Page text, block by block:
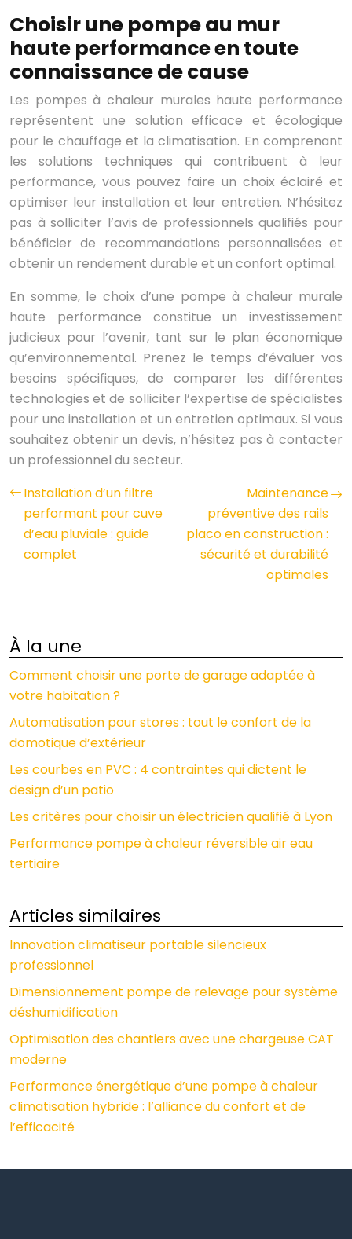
Choisir une pompe au mur
haute performance en toute
connaissance de cause
Les pompes à chaleur murales haute performance
représentent une solution efficace et écologique
pour le chauffage et la climatisation. En comprenant
les solutions techniques qui contribuent à leur
performance, vous pouvez faire un choix éclairé et
optimiser leur installation et leur entretien. N’hésitez
pas à solliciter l’avis de professionnels qualifiés pour
bénéficier de recommandations personnalisées et
obtenir un rendement durable et un confort optimal.
En somme, le choix d’une pompe à chaleur murale
haute performance constitue un investissement
judicieux pour l’avenir, tant sur le plan économique
qu’environnemental. Prenez le temps d’évaluer vos
besoins spécifiques, de comparer les différentes
technologies et de solliciter l’expertise de spécialistes
pour une installation et un entretien optimaux. Si vous
souhaitez obtenir un devis, n’hésitez pas à contacter
un professionnel du secteur.
Installation d’un filtre
performant pour cuve
d’eau pluviale : guide
complet
Maintenance
préventive des rails
placo en construction :
sécurité et durabilité
optimales
À la une
Comment choisir une porte de garage adaptée à
votre habitation ?
Automatisation pour stores : tout le confort de la
domotique d’extérieur
Les courbes en PVC : 4 contraintes qui dictent le
design d’un patio
Les critères pour choisir un électricien qualifié à Lyon
Performance pompe à chaleur réversible air eau
tertiaire
Articles similaires
Innovation climatiseur portable silencieux
professionnel
Dimensionnement pompe de relevage pour système
déshumidification
Optimisation des chantiers avec une chargeuse CAT
moderne
Performance énergétique d’une pompe à chaleur
climatisation hybride : l’alliance du confort et de
l’efficacité